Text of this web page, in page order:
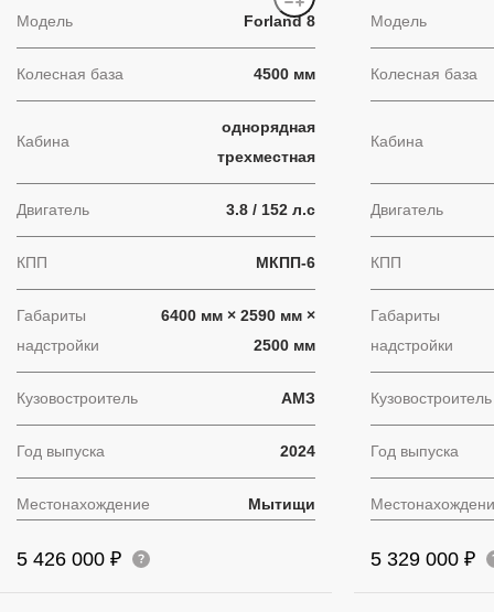
Модель Forland 8
Колесная база 4500 мм
Кабина
однорядная
трехместная
Двигатель 3.8 / 152 л.с
КПП МКПП-6
Габариты
надстройки
6400 мм × 2590 мм ×
2500 мм
Кузовостроитель АМЗ
Год выпуска 2024
Местонахождение Мытищи
5 426 000 ₽
Модель
Колесная база
Кабина
Двигатель
КПП
Габариты
надстройки
Кузовостроитель
Год выпуска
5 329 000 ₽